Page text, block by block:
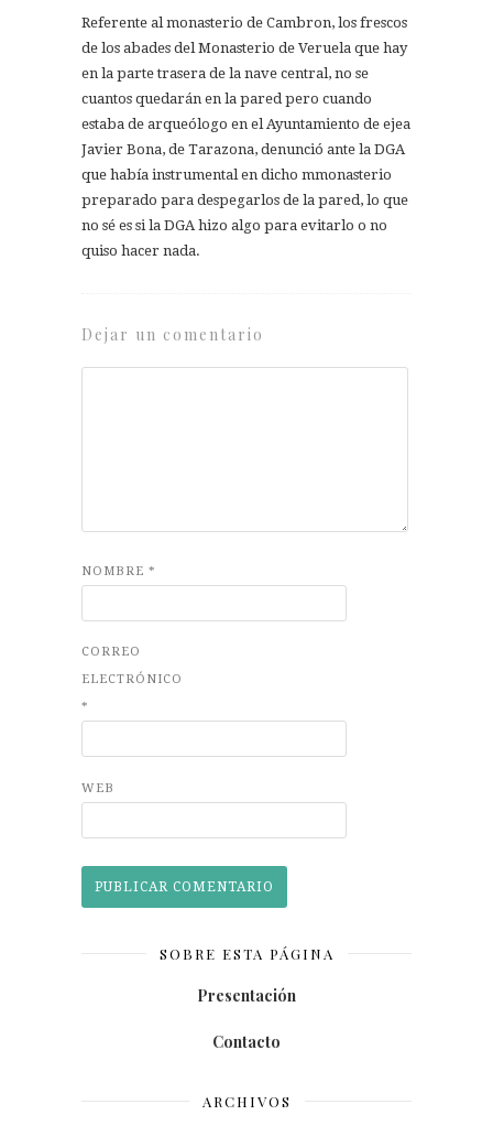
Referente al monasterio de Cambron, los frescos
de los abades del Monasterio de Veruela que hay
en la parte trasera de la nave central, no se
cuantos quedarán en la pared pero cuando
estaba de arqueólogo en el Ayuntamiento de ejea
Javier Bona, de Tarazona, denunció ante la DGA
que había instrumental en dicho mmonasterio
preparado para despegarlos de la pared, lo que
no sé es si la DGA hizo algo para evitarlo o no
quiso hacer nada.
Dejar un comentario
NOMBRE *
CORREO
ELECTRÓNICO
*
WEB
SOBRE ESTA PÁGINA
Presentación
Contacto
ARCHIVOS